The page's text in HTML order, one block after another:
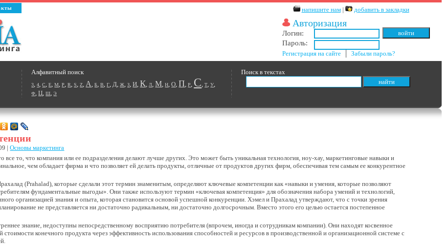
напишите нам| добавить в закладки
Авторизация
Логин:
Пароль:
Регистрация на сайте │Забыли пароль?
Поиск в текстах
Алфавитный поиск
3,4,C,E,M,P,R,S,Z,А,Б,В,Г,Д,Ж,З,И,К,Л,М,Н,О,П,Р, С,Т,У,
Ф,Ц,Ш,Э
|Основы маркетинга
все то, что компания или ее подразделения делают лучше других. Это может быть уникальная технология, ноу-хау, маркетинговые навыки и
чем обладает фирма и что позволяет ей делать продукты, отличные от продуктов других фирм, обеспечивая тем самым ее конкурентное
(Prahalad), которые сделали этот термин знаменитым, определяют ключевые компетенции как «навыки и умения, которые позволяют
фундаментальные выгоды». Они также используют термин «ключевая компетенция» для обозначения набора умений и технологий,
организацией знания и опыта, которая становится основой успешной конкуренции. Хэмел и Прахалад утверждают, что с точки зрения
не представляется ни достаточно радикальным, ни достаточно долгосрочным. Вместо этого его целью остается постепенное
знание, недоступны непосредственному восприятию потребителя (впрочем, иногда и сотрудникам компании). Они находят косвенное
конечного продукта через эффективность использования способностей и ресурсов в производственной и организационной системе с